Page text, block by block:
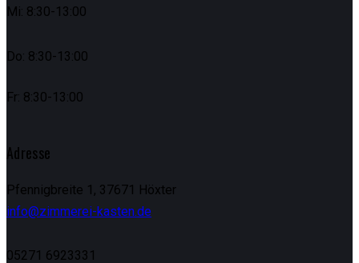
Mi: 8:30-13:00
Do: 8:30-13:00
Fr: 8:30-13:00
Adresse
Pfennigbreite 1, 37671 Höxter
info@zimmerei-kasten.de
05271 6923331